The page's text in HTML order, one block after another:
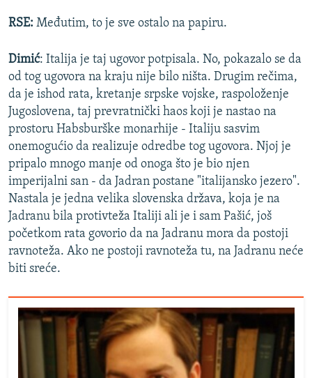
RSE: Međutim, to je sve ostalo na papiru.
Dimić: Italija je taj ugovor potpisala. No, pokazalo se da
od tog ugovora na kraju nije bilo ništa. Drugim rečima,
da je ishod rata, kretanje srpske vojske, raspoloženje
Jugoslovena, taj prevratnički haos koji je nastao na
prostoru Habsburške monarhije - Italiju sasvim
onemogućio da realizuje odredbe tog ugovora. Njoj je
pripalo mnogo manje od onoga što je bio njen
imperijalni san - da Jadran postane "italijansko jezero".
Nastala je jedna velika slovenska država, koja je na
Jadranu bila protivteža Italiji ali je i sam Pašić, još
početkom rata govorio da na Jadranu mora da postoji
ravnoteža. Ako ne postoji ravnoteža tu, na Jadranu neće
biti sreće.